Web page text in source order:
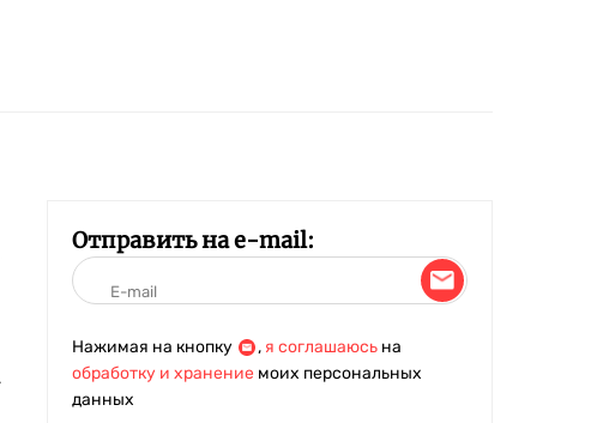
Отправить на e-mail:
Нажимая на кнопку , я соглашаюсь на
обработку и хранение моих персональных
данных